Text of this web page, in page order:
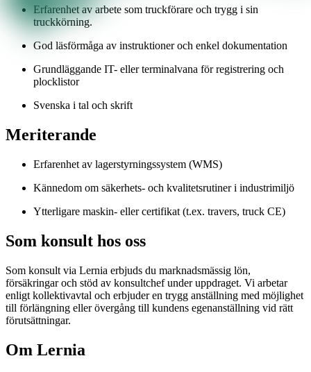
Erfarenhet av arbete som truckförare och trygg i sin
truckkörning.
God läsförmåga av instruktioner och enkel dokumentation
Grundläggande IT- eller terminalvana för registrering och
plocklistor
Svenska i tal och skrift
Meriterande
Erfarenhet av lagerstyrningssystem (WMS)
Kännedom om säkerhets- och kvalitetsrutiner i industrimiljö
Ytterligare maskin- eller certifikat (t.ex. travers, truck CE)
Som konsult hos oss
Som konsult via Lernia erbjuds du marknadsmässig lön,
försäkringar och stöd av konsultchef under uppdraget. Vi arbetar
enligt kollektivavtal och erbjuder en trygg anställning med möjlighet
till förlängning eller övergång till kundens egenanställning vid rätt
förutsättningar.
Om Lernia